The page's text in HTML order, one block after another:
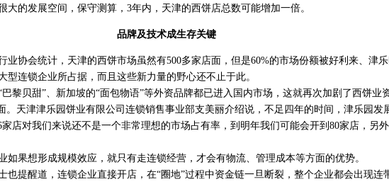
大的发展空间，保守测算，3年内，天津的西饼店总数可能增加一倍。
品牌及技术成生存关键
协会统计，天津的西饼市场虽然有500多家店面，但是60%的市场份额被好利来、津
型连锁企业所占据，而且这些新力量的野心还不止于此。
贝甜”、新加坡的“面包物语”等外资品牌都已进入国内市场，这就再次加剧了西饼业
。天津津乐园饼业有限公司连锁销售事业部支美丽介绍说，不足四年的时间，津乐园发
家店对我们来说还不是一个非常理想的市场占有率，到明年我们可能会开到80家店，另
果想形成规模效应，就只有走连锁经营，才会有物流、管理成本等方面的优势。
提醒道，连锁企业直接开店，在“圈地”过程中资金链一旦断裂，整个企业都会出现连